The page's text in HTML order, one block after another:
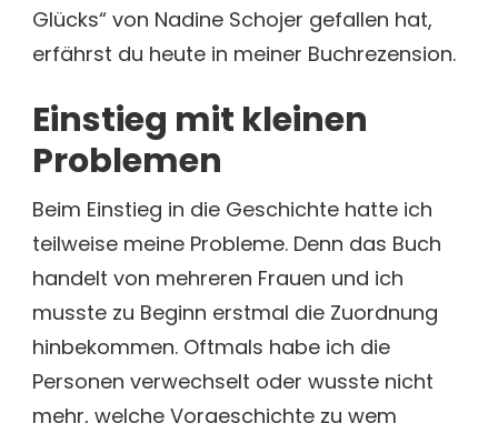
Glücks“ von Nadine Schojer gefallen hat,
erfährst du heute in meiner Buchrezension.
Einstieg mit kleinen
Problemen
Beim Einstieg in die Geschichte hatte ich
teilweise meine Probleme. Denn das Buch
handelt von mehreren Frauen und ich
musste zu Beginn erstmal die Zuordnung
hinbekommen. Oftmals habe ich die
Personen verwechselt oder wusste nicht
mehr, welche Vorgeschichte zu wem